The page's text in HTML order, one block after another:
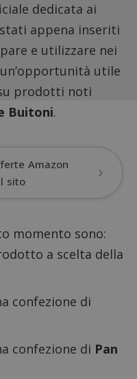
dedicata ai
appena inseriti
e utilizzare nei
utile
prodotti noti
Buitoni.
Amazon
sito
momento sono:
a scelta della
confezione di
confezione di Pan